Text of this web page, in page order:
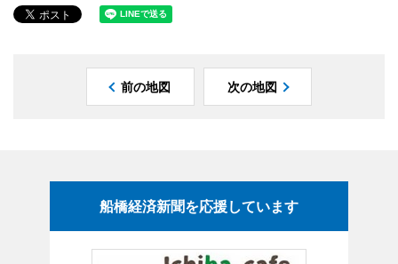
前の地図 次の地図
船橋経済新聞を応援しています